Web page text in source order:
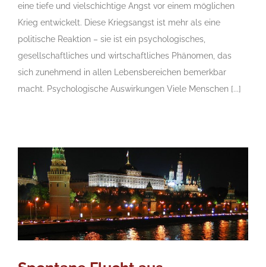
eine tiefe und vielschichtige Angst vor einem möglichen
Krieg entwickelt. Diese Kriegsangst ist mehr als eine
politische Reaktion – sie ist ein psychologisches,
gesellschaftliches und wirtschaftliches Phänomen, das
sich zunehmend in allen Lebensbereichen bemerkbar
macht. Psychologische Auswirkungen Viele Menschen [...]